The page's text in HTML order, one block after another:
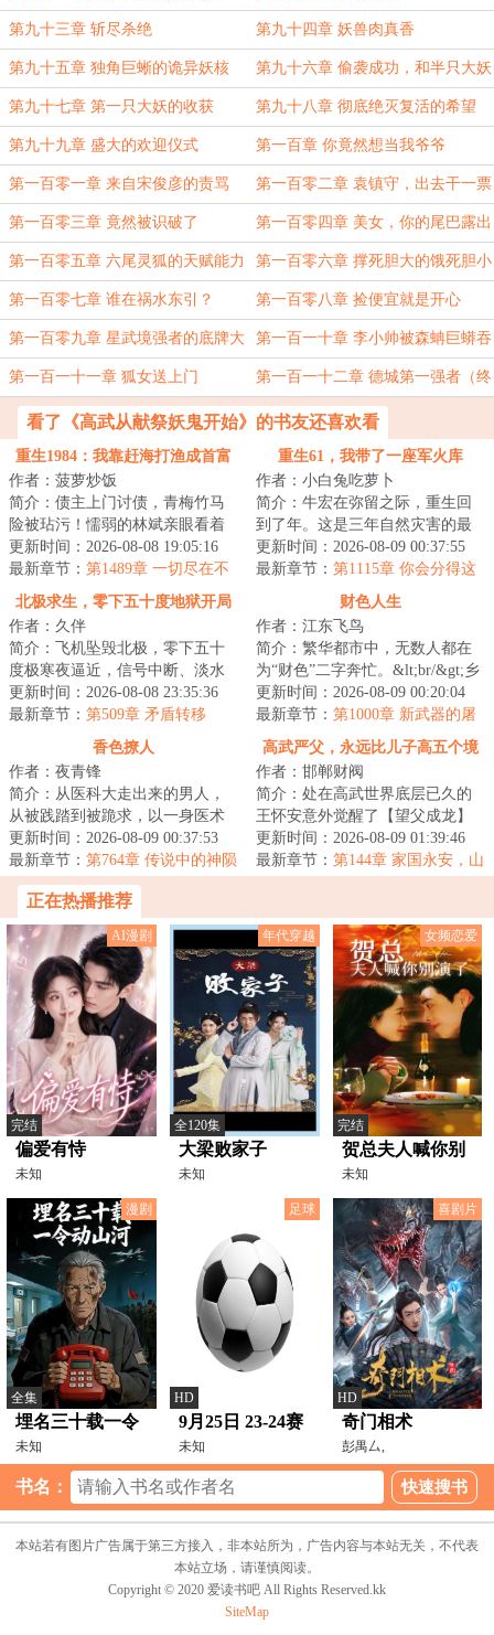
第九十三章 斩尽杀绝 第九十四章 妖兽肉真香
第九十五章 独角巨蜥的诡异妖核 第九十六章 偷袭成功，和半只大妖
的战斗
第九十七章 第一只大妖的收获 第九十八章 彻底绝灭复活的希望
第九十九章 盛大的欢迎仪式 第一百章 你竟然想当我爷爷
第一百零一章 来自宋俊彦的责骂 第一百零二章 袁镇守，出去干一票
第一百零三章 竟然被识破了 第一百零四章 美女，你的尾巴露出
来了
第一百零五章 六尾灵狐的天赋能力 第一百零六章 撑死胆大的饿死胆小
的
第一百零七章 谁在祸水东引？ 第一百零八章 捡便宜就是开心
第一百零九章 星武境强者的底牌大
招
第一百一十章 李小帅被森蚺巨蟒吞
了
第一百一十一章 狐女送上门 第一百一十二章 德城第一强者（终
看了《高武从献祭妖鬼开始》的书友还喜欢看
重生1984：我靠赶海打渔成首富
作者：菠萝炒饭
简介：债主上门讨债，青梅竹马
险被玷污！懦弱的林斌亲眼看着
江清雪，一刀刺向那个玷污她的
男人，却因此被...
更新时间：2026-08-08 19:05:16
最新章节： 第1489章 一切尽在不
言中
重生61，我带了一座军火库
作者：小白兔吃萝卜
简介：牛宏在弥留之际，重生回
到了年。这是三年自然灾害的最
后一年，也是百废待兴的起始
年。面对上一世所...
更新时间：2026-08-09 00:37:55
最新章节： 第1115章 你会分得这
北极求生，零下五十度地狱开局
作者：久伴
简介：飞机坠毁北极，零下五十
度极寒夜逼近，信号中断、淡水
匮乏，失温与饥饿如影随形。
&lt;br/&gt;孙成...
更新时间：2026-08-08 23:35:36
最新章节： 第509章 矛盾转移
财色人生
作者：江东飞鸟
简介：繁华都市中，无数人都在
为“财色”二字奔忙。&lt;br/&gt;乡
下来的小保安魏云遭遇女友背
叛，却被醉...
更新时间：2026-08-09 00:20:04
最新章节： 第1000章 新武器的屠
杀
香色撩人
作者：夜青锋
简介：从医科大走出来的男人，
从被践踏到被跪求，以一身医术
逆天改命，在权色围猎中揭开身
世之谜，夺回人...
更新时间：2026-08-09 00:37:53
最新章节： 第764章 传说中的神陨
之地
高武严父，永远比儿子高五个境
作者：邯郸财阀
简介：处在高武世界底层已久的
王怀安意外觉醒了【望父成龙】
的系统，并且获得了【自己永远
比儿子高五个境...
更新时间：2026-08-09 01:39:46
最新章节： 第144章 家国永安，山
正在热播推荐
AI漫剧
完结
偏爱有恃
未知
年代穿越
全120集
大梁败家子
未知
女频恋爱
完结
贺总夫人喊你别
演了
未知
漫剧
全集
埋名三十载一令
动山河
未知
足球
HD
9月25日 23-24赛
季法甲第6轮 巴
黎圣日耳曼VS马
赛
未知
喜剧片
HD
奇门相术
彭禺厶,
书名：
本站若有图片广告属于第三方接入，非本站所为，广告内容与本站无关，不代表
本站立场，请谨慎阅读。
Copyright © 2020 爱读书吧 All Rights Reserved.kk
SiteMap